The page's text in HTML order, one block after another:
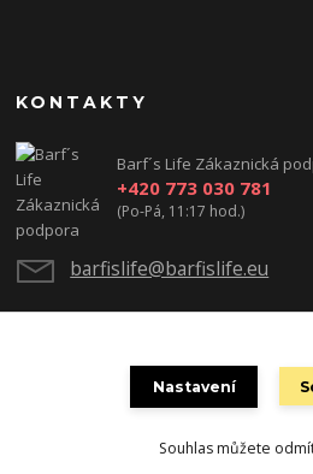
KONTAKTY
Barf´s Life Zákaznická
+420 773 030 781
(Po-Pá, 11:17 hod.)
barfislife@barfislife.eu
Vytvořeno na
Nastavení
Souhlas můžete